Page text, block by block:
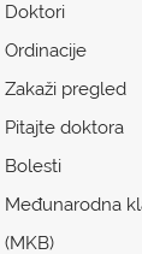
Doktori
Ordinacije
Zakaži pregled
Pitajte doktora
Bolesti
Međunarodna
(MKB)